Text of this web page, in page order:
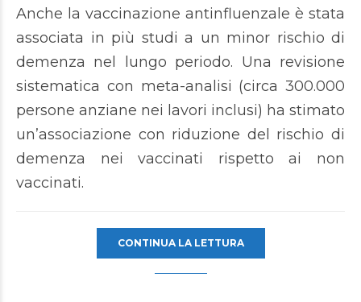
Anche la vaccinazione antinfluenzale è stata
associata in più studi a un minor rischio di
demenza nel lungo periodo. Una revisione
sistematica con meta-analisi (circa 300.000
persone anziane nei lavori inclusi) ha stimato
un’associazione con riduzione del rischio di
demenza nei vaccinati rispetto ai non
vaccinati.
CONTINUA LA LETTURA